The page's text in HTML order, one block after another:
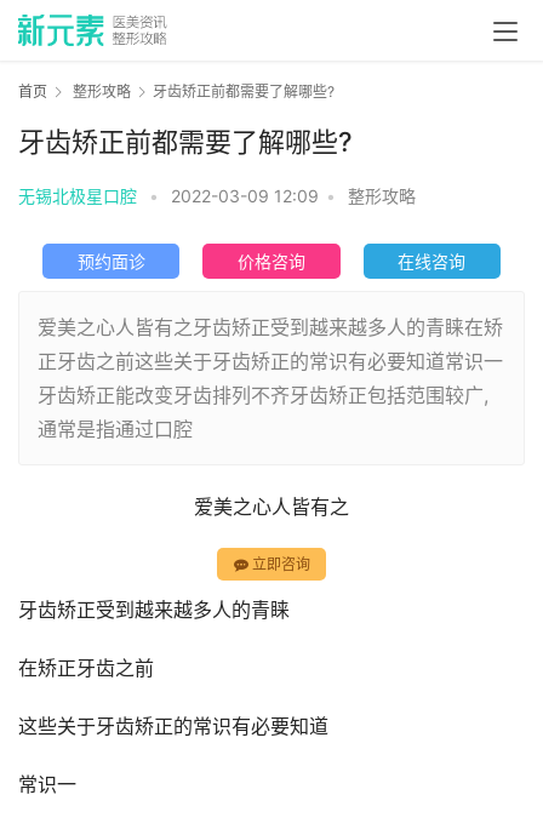
首页 整形攻略 牙齿矫正前都需要了解哪些?
牙齿矫正前都需要了解哪些?
无锡北极星口腔 • 2022-03-09 12:09 • 整形攻略
预约面诊 价格咨询 在线咨询
爱美之心人皆有之牙齿矫正受到越来越多人的青睐在矫
正牙齿之前这些关于牙齿矫正的常识有必要知道常识一
牙齿矫正能改变牙齿排列不齐牙齿矫正包括范围较广,
通常是指通过口腔
爱美之心人皆有之
立即咨询
牙齿矫正受到越来越多人的青睐
在矫正牙齿之前
这些关于牙齿矫正的常识有必要知道
常识一